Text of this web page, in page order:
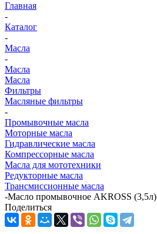
Главная
-
Каталог
-
Масла
-
Масла
Масла
Фильтры
Масляные фильтры
-
Промывочные масла
Моторные масла
Гидравлические масла
Компрессорные масла
Масла для мототехники
Редукторные масла
Трансмиссионные масла
-Масло промывочное AKROSS (3,5л)
Поделиться